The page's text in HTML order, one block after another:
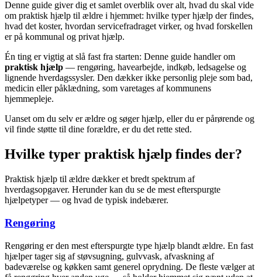
Denne guide giver dig et samlet overblik over alt, hvad du skal vide
om praktisk hjælp til ældre i hjemmet: hvilke typer hjælp der findes,
hvad det koster, hvordan servicefradraget virker, og hvad forskellen
er på kommunal og privat hjælp.
Én ting er vigtig at slå fast fra starten: Denne guide handler om
praktisk hjælp — rengøring, havearbejde, indkøb, ledsagelse og
lignende hverdagssysler. Den dækker ikke personlig pleje som bad,
medicin eller påklædning, som varetages af kommunens
hjemmepleje.
Uanset om du selv er ældre og søger hjælp, eller du er pårørende og
vil finde støtte til dine forældre, er du det rette sted.
Hvilke typer praktisk hjælp findes der?
Praktisk hjælp til ældre dækker et bredt spektrum af
hverdagsopgaver. Herunder kan du se de mest efterspurgte
hjælpetyper — og hvad de typisk indebærer.
Rengøring
Rengøring er den mest efterspurgte type hjælp blandt ældre. En fast
hjælper tager sig af støvsugning, gulvvask, afvaskning af
badeværelse og køkken samt generel oprydning. De fleste vælger at